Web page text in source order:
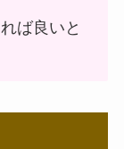
ば良いと